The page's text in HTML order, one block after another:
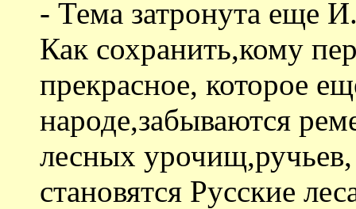
- Тема затронута еще
Как сохранить,кому
прекрасное, которое
народе,забываются
лесных
становятся Русские